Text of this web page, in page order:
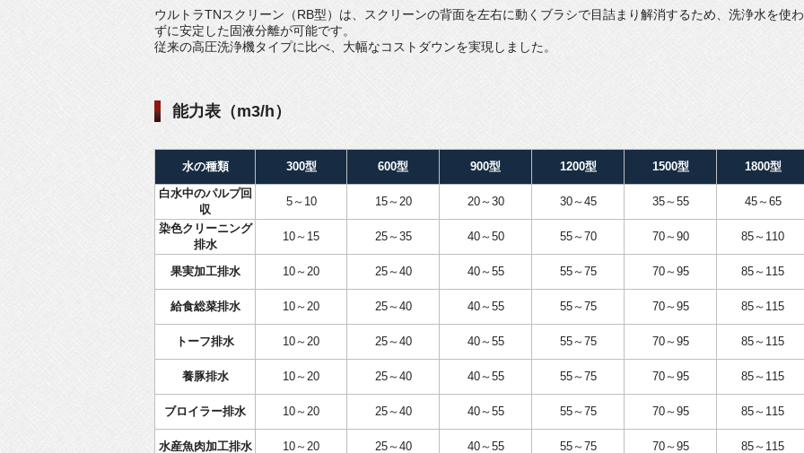
ウルトラTNスクリーン（RB型）は、スクリーンの背面を左右に動くブラシで目詰まり解消するため、洗浄水を使わ
ずに安定した固液分離が可能です。
従来の高圧洗浄機タイプに比べ、大幅なコストダウンを実現しました。
能力表（m3/h）
水の種類 300型 600型 900型 1200型 1500型
1800型
白水中のパルプ回
収
5～10 15～20 20～30 30～45 35～55
45～65
染色クリーニング
排水
10～15 25～35 40～50 55～70 70～90 85～110
果実加工排水 10～20 25～40 40～55 55～75 70～95 85～115
給食総菜排水 10～20 25～40 40～55 55～75 70～95 85～115
トーフ排水 10～20 25～40 40～55 55～75 70～95 85～115
養豚排水 10～20 25～40 40～55 55～75 70～95 85～115
ブロイラー排水 10～20 25～40 40～55 55～75 70～95 85～115
水産魚肉加工排水 10～20 25～40 40～55 55～75 70～95 85～115